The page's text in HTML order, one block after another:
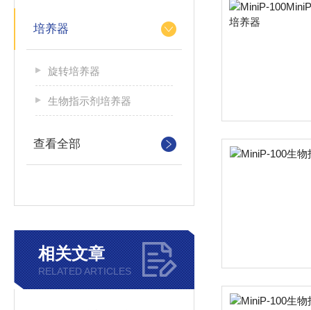
培养器
旋转培养器
生物指示剂培养器
查看全部
相关文章
RELATED ARTICLES